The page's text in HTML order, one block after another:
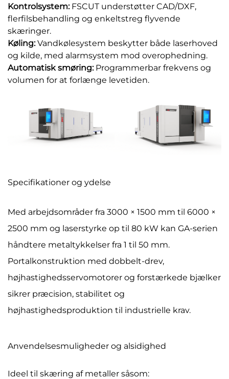
Kontrolsystem: FSCUT understøtter CAD/DXF,
flerfilsbehandling og enkeltstreg flyvende
skæringer.
Køling:Vandkølesystem beskytter både laserhoved
og kilde, med alarmsystem mod overophedning.
Automatisk smøring: Programmerbar frekvens og
volumen for at forlænge levetiden.
Specifikationer og ydelse
Med arbejdsområder fra 3000 × 1500 mm til 6000 ×
2500 mm og laserstyrke op til 80 kW kan GA-serien
håndtere metaltykkelser fra 1 til 50 mm.
Portalkonstruktion med dobbelt-drev,
højhastighedsservomotorer og forstærkede bjælker
sikrer præcision, stabilitet og
højhastighedsproduktion til industrielle krav.
Anvendelsesmuligheder og alsidighed
Ideel til skæring af metaller såsom: